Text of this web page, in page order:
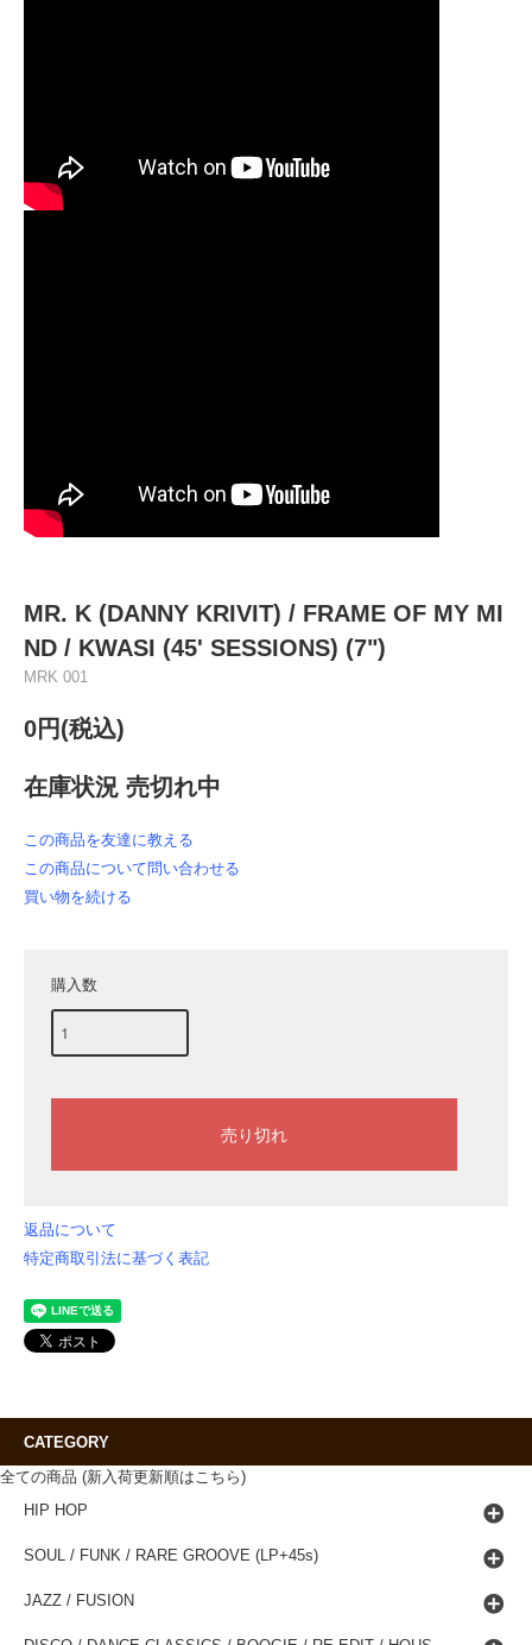
MR. K (DANNY KRIVIT) / FRAME OF MY MI
ND / KWASI (45' SESSIONS) (7")
MRK 001
0円(税込)
在庫状況 売切れ中
この商品を友達に教える
この商品について問い合わせる
買い物を続ける
購入数
返品について
特定商取引法に基づく表記
CATEGORY
全ての商品 (新入荷更新順はこちら)
HIP HOP
SOUL / FUNK / RARE GROOVE (LP+45s)
JAZZ / FUSION